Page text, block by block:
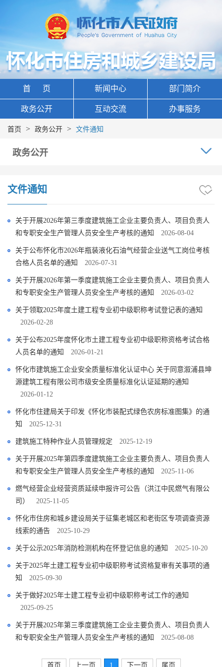
首 页 新闻中心 部门简介
政务公开 互动交流 办事服务
首页 > 政务公开 > 文件通知
政务公开
文件通知
关于开展2026年第三季度建筑施工企业主要负责人、项目负责人
和专职安全生产管理人员安全生产考核的通知
2026-08-04
关于公布怀化市2026年瓶装液化石油气经营企业送气工岗位考核
合格人员名单的通知
2026-07-31
关于开展2026年第一季度建筑施工企业主要负责人、项目负责人
和专职安全生产管理人员安全生产考核的通知
2026-03-02
关于领取2025年度土建工程专业初中级职称考试登记表的通知
2026-02-28
关于公布2025年度怀化市土建工程专业初中级职称资格考试合格
人员名单的通知
2026-01-21
怀化市建筑施工企业安全质量标准化认证中心 关于同意溆浦县坤
源建筑工程有限公司市级安全质量标准化认证延期的通知
2026-01-12
怀化市住建局关于印发《怀化市装配式绿色农房标准图集》的通
知
2025-12-31
建筑施工特种作业人员管理规定 2025-12-19
关于开展2025年第四季度建筑施工企业主要负责人、项目负责人
和专职安全生产管理人员安全生产考核的通知
2025-11-06
燃气经营企业经营资质延续申报许可公告（洪江中民燃气有限公
司）
2025-11-05
怀化市住房和城乡建设局关于征集老城区和老街区专项调查资源
线索的通告
2025-10-29
关于公示2025年消防检测机构在怀登记信息的通知 2025-10-20
关于2025年土建工程专业初中级职称考试资格复审有关事项的通
知
2025-09-30
关于做好2025年士建工程专业初中级职称考试工作的通知
2025-09-25
关于开展2025年第三季度建筑施工企业主要负责人、项目负责人
和专职安全生产管理人员安全生产考核的通知
2025-08-08
首页 上一页 1 下一页 尾页